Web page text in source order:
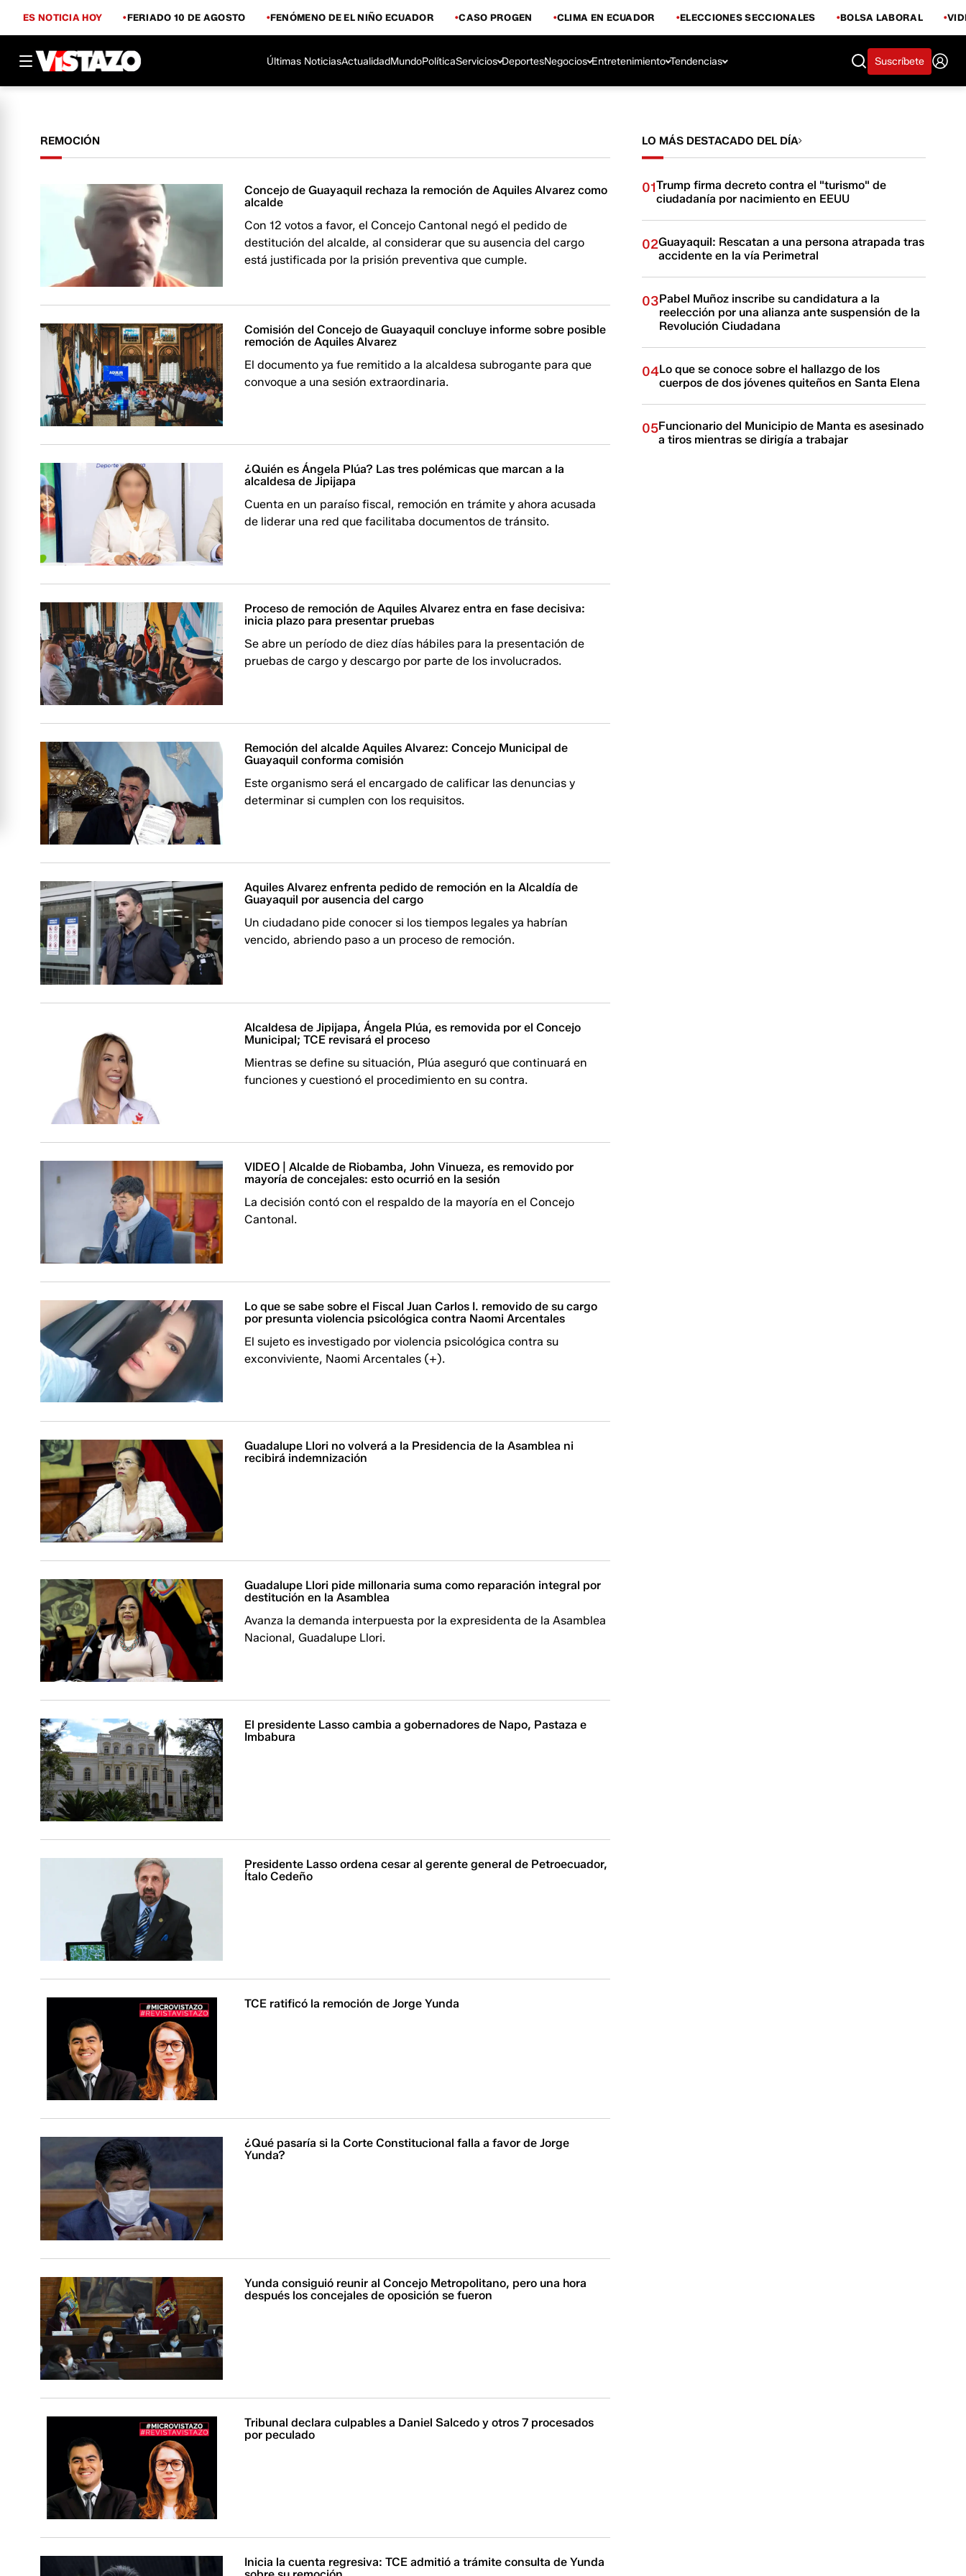
ES NOTICIA HOY FERIADO 10 DE AGOSTO FENÓMENO DE EL NIÑO ECUADOR CASO PROGEN CLIMA EN ECUADOR ELECCIONES SECCIONALES BOLSA LABORAL
Últimas NoticiasActualidadMundoPolíticaServicios DeportesNegocios Entretenimiento Tendencias Suscríbete
REMOCIÓN
Concejo de Guayaquil rechaza la remoción de Aquiles Alvarez como
alcalde
Con 12 votos a favor, el Concejo Cantonal negó el pedido de
destitución del alcalde, al considerar que su ausencia del cargo
está justificada por la prisión preventiva que cumple.
Comisión del Concejo de Guayaquil concluye informe sobre posible
remoción de Aquiles Alvarez
El documento ya fue remitido a la alcaldesa subrogante para que
convoque a una sesión extraordinaria.
¿Quién es Ángela Plúa? Las tres polémicas que marcan a la
alcaldesa de Jipijapa
Cuenta en un paraíso fiscal, remoción en trámite y ahora acusada
de liderar una red que facilitaba documentos de tránsito.
Proceso de remoción de Aquiles Alvarez entra en fase decisiva:
inicia plazo para presentar pruebas
Se abre un período de diez días hábiles para la presentación de
pruebas de cargo y descargo por parte de los involucrados.
Remoción del alcalde Aquiles Alvarez: Concejo Municipal de
Guayaquil conforma comisión
Este organismo será el encargado de calificar las denuncias y
determinar si cumplen con los requisitos.
Aquiles Alvarez enfrenta pedido de remoción en la Alcaldía de
Guayaquil por ausencia del cargo
Un ciudadano pide conocer si los tiempos legales ya habrían
vencido, abriendo paso a un proceso de remoción.
Alcaldesa de Jipijapa, Ángela Plúa, es removida por el Concejo
Municipal; TCE revisará el proceso
Mientras se define su situación, Plúa aseguró que continuará en
funciones y cuestionó el procedimiento en su contra.
VIDEO | Alcalde de Riobamba, John Vinueza, es removido por
mayoría de concejales: esto ocurrió en la sesión
La decisión contó con el respaldo de la mayoría en el Concejo
Cantonal.
Lo que se sabe sobre el Fiscal Juan Carlos I. removido de su cargo
por presunta violencia psicológica contra Naomi Arcentales
El sujeto es investigado por violencia psicológica contra su
exconviviente, Naomi Arcentales (+).
Guadalupe Llori no volverá a la Presidencia de la Asamblea ni
recibirá indemnización
Guadalupe Llori pide millonaria suma como reparación integral por
destitución en la Asamblea
Avanza la demanda interpuesta por la expresidenta de la Asamblea
Nacional, Guadalupe Llori.
El presidente Lasso cambia a gobernadores de Napo, Pastaza e
Imbabura
Presidente Lasso ordena cesar al gerente general de Petroecuador,
Ítalo Cedeño
TCE ratificó la remoción de Jorge Yunda
¿Qué pasaría si la Corte Constitucional falla a favor de Jorge
Yunda?
Yunda consiguió reunir al Concejo Metropolitano, pero una hora
después los concejales de oposición se fueron
Tribunal declara culpables a Daniel Salcedo y otros 7 procesados
por peculado
Inicia la cuenta regresiva: TCE admitió a trámite consulta de Yunda
LO MÁS DESTACADO DEL DÍA
01Trump firma decreto contra el "turismo" de
ciudadanía por nacimiento en EEUU
02Guayaquil: Rescatan a una persona atrapada tras
accidente en la vía Perimetral
03Pabel Muñoz inscribe su candidatura a la
reelección por una alianza ante suspensión de la
Revolución Ciudadana
04Lo que se conoce sobre el hallazgo de los
cuerpos de dos jóvenes quiteños en Santa Elena
05Funcionario del Municipio de Manta es asesinado
a tiros mientras se dirigía a trabajar